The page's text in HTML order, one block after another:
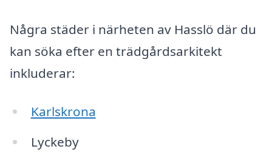
Några städer i närheten av Hasslö där du
kan söka efter en trädgårdsarkitekt
inkluderar:
Karlskrona
Lyckeby